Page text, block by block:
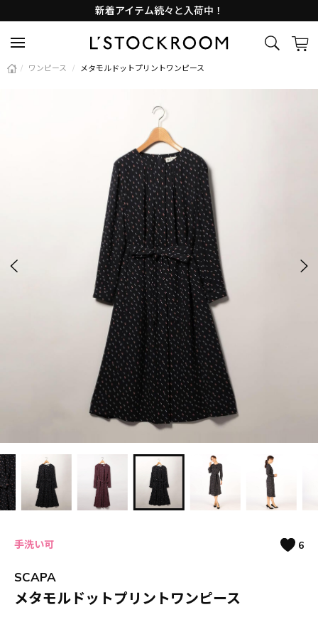
Lサイズ商品入荷しました
新着アイテム続々と入荷中！
/ ワンピース / メタモルドットプリントワンピース
手洗い可 6
SCAPA
メタモルドットプリントワンピース